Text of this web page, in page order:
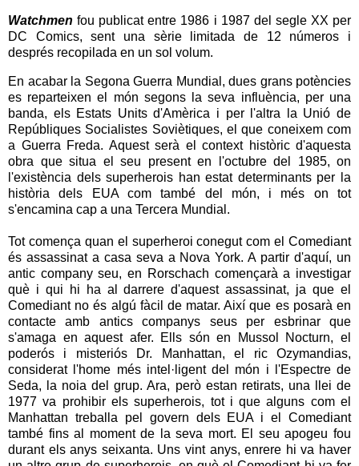
Watchmen fou publicat entre 1986 i 1987 del segle XX per
DC Comics, sent una sèrie limitada de 12 números i
després recopilada en un sol volum.
En acabar la Segona Guerra Mundial, dues grans potències
es reparteixen el món segons la seva influència, per una
banda, els Estats Units d'Amèrica i per l'altra la Unió de
Repúbliques Socialistes Soviètiques, el que coneixem com
a Guerra Freda. Aquest serà el context històric d'aquesta
obra que situa el seu present en l'octubre del 1985, on
l'existència dels superherois han estat determinants per la
història dels EUA com també del món, i més on tot
s'encamina cap a una Tercera Mundial.
Tot comença quan el superheroi conegut com el Comediant
és assassinat a casa seva a Nova York. A partir d'aquí, un
antic company seu, en Rorschach començarà a investigar
què i qui hi ha al darrere d'aquest assassinat, ja que el
Comediant no és algú fàcil de matar. Així que es posarà en
contacte amb antics companys seus per esbrinar que
s'amaga en aquest afer. Ells són en Mussol Nocturn, el
poderós i misteriós Dr. Manhattan, el ric Ozymandias,
considerat l'home més intel·ligent del món i l'Espectre de
Seda, la noia del grup. Ara, però estan retirats, una llei de
1977 va prohibir els superherois, tot i que alguns com el
Manhattan treballa pel govern dels EUA i el Comediant
també fins al moment de la seva mort. El seu apogeu fou
durant els anys seixanta. Uns vint anys, enrere hi va haver